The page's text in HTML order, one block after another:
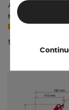
Adapter Kit
Mercedes Viano,
Polo, Vito 2004-
901 kr